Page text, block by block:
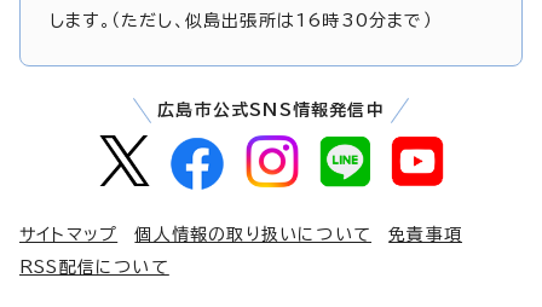
します。（ただし、似島出張所は16時30分まで）
広島市公式SNS情報発信中
サイトマップ 個人情報の取り扱いについて
免責事項
RSS配信について